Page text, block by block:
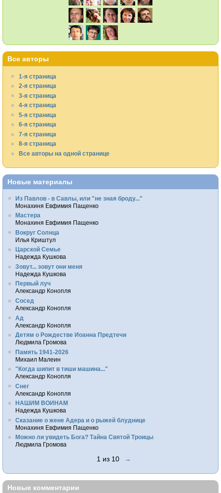
Все авторы
1-я страница
2-я страница
3-я страница
4-я страница
5-я страница
6-я страница
7-я страница
8-я страница
Все авторы на одной странице
Новые материалы
Из Павлов - в Савлы, или "не зная броду..."
Монахиня Евфимия Пащенко
Мастера
Монахиня Евфимия Пащенко
Вокруг Солнца
Илья Криштул
Царской Семье
Надежда Кушкова
Зовут... зовут они меня
Надежда Кушкова
Первый луч
Александр Конопля
Сосед
Александр Конопля
Ад
Александр Конопля
Детям о Рождестве Иоанна Предтечи
Людмила Громова
Память 1941-2026
Михаил Малеин
"Когда шипит в тиши машина..."
Александр Конопля
Снег
Александр Конопля
НАШИМ ВОИНАМ
Надежда Кушкова
Сказание о жене Адера и о рыжей блуднице
Монахиня Евфимия Пащенко
Можно ли увидеть Бога? Тайна Святой Троицы
Людмила Громова
1 из 10 →
Новые комментарии